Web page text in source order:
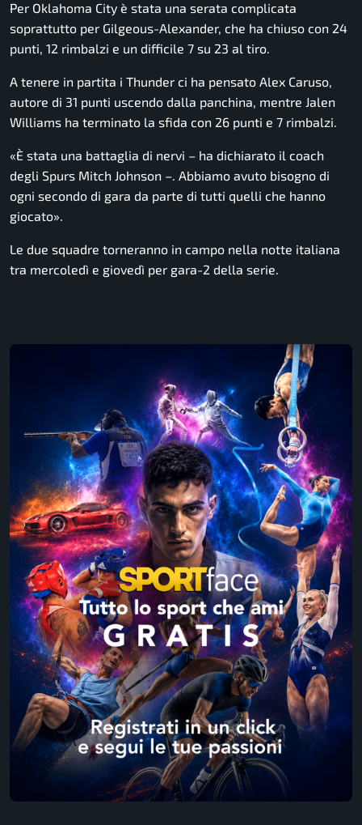
Per Oklahoma City è stata una serata complicata
soprattutto per Gilgeous-Alexander, che ha chiuso con 24
punti, 12 rimbalzi e un difficile 7 su 23 al tiro.
A tenere in partita i Thunder ci ha pensato Alex Caruso,
autore di 31 punti uscendo dalla panchina, mentre Jalen
Williams ha terminato la sfida con 26 punti e 7 rimbalzi.
«È stata una battaglia di nervi – ha dichiarato il coach
degli Spurs Mitch Johnson –. Abbiamo avuto bisogno di
ogni secondo di gara da parte di tutti quelli che hanno
giocato».
Le due squadre torneranno in campo nella notte italiana
tra mercoledì e giovedì per gara-2 della serie.